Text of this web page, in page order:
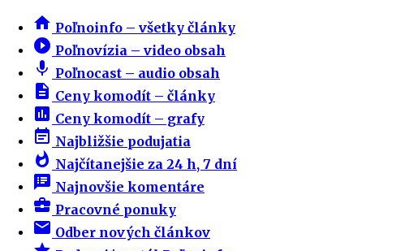
home Poľnoinfo – všetky články
play_circle_filled Poľnovízia – video obsah
mic Poľnocast – audio obsah
description Ceny komodít – články
insert_chart Ceny komodít – grafy
event_note Najbližšie podujatia
whatshot Najčítanejšie za 24 h, 7 dní
speaker_notes Najnovšie komentáre
business_center Pracovné ponuky
email Odber nových článkov